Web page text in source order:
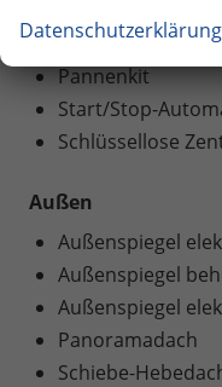
LED-Tagfahrlicht
Pannenkit
Start/Stop-
Schlüssellose
Außen
Außenspiegel
Außenspiegel
Außenspiegel
Panoramadach
Schiebe-
Datenschutzerklärung